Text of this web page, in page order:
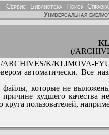
- Сервис- Библиотека- Поиск- Справка
Универсальная
(/
/ARCHIVES/K/KLIMOVA-
автоматически. Все
которые не
худшего качества
пользователей,